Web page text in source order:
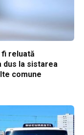
fi reluată
dus la sistarea
comune